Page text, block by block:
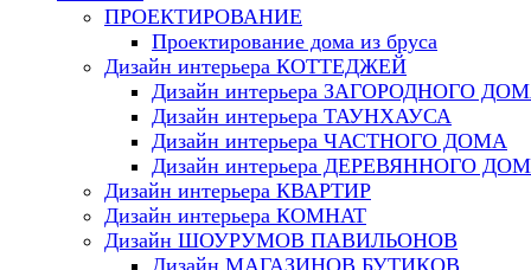
ПРОЕКТИРОВАНИЕ
Проектирование дома из бруса
Дизайн интерьера КОТТЕДЖЕЙ
Дизайн интерьера ЗАГОРОДНОГО
Дизайн интерьера ТАУНХАУСА
Дизайн интерьера ЧАСТНОГО ДОМА
Дизайн интерьера ДЕРЕВЯННОГО
Дизайн интерьера КВАРТИР
Дизайн интерьера КОМНАТ
Дизайн ШОУРУМОВ ПАВИЛЬОНОВ
Дизайн МАГАЗИНОВ БУТИКОВ